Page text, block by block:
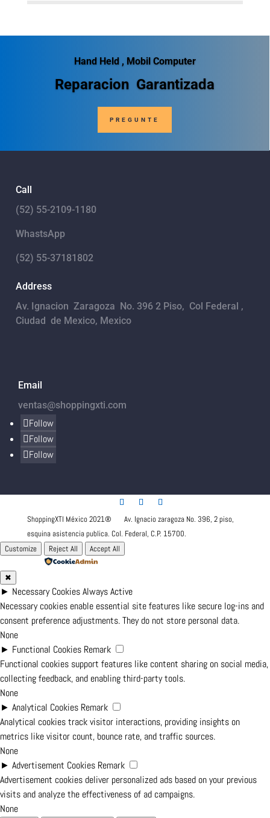
Hand Held , Mobil Computer
Reparacion Garantizada
PREGUNTE
Call
(52) 55-2109-1180
WhastsApp
(52) 55-37181802
Address
Av. Ignacion Zaragoza No. 396 2 Piso, Col Federal ,
Ciudad de Mexico, Mexico
Email
ventas@shoppingxti.com
Follow
Follow
Follow
ShoppingXTI México 2021® Av. Ignacio zaragoza No. 396, 2 piso,
esquina asistencia publica. Col. Federal, C.P. 15700.
Customize
Reject All Accept All
✖
► Necessary CookiesAlways Active
Necessary cookies enable essential site features like secure log-ins and
consent preference adjustments. They do not store personal data.
None
► Functional Cookies Remark
Functional cookies support features like content sharing on social media,
collecting feedback, and enabling third-party tools.
None
► Analytical Cookies Remark
Analytical cookies track visitor interactions, providing insights on
metrics like visitor count, bounce rate, and traffic sources.
None
► Advertisement Cookies Remark
Advertisement cookies deliver personalized ads based on your previous
visits and analyze the effectiveness of ad campaigns.
None